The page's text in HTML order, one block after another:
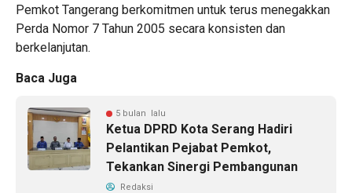
Pemkot Tangerang berkomitmen untuk terus menegakkan
Perda Nomor 7 Tahun 2005 secara konsisten dan
berkelanjutan.
Baca Juga
5 bulan lalu
Ketua DPRD Kota Serang Hadiri
Pelantikan Pejabat Pemkot,
Tekankan Sinergi Pembangunan
Redaksi